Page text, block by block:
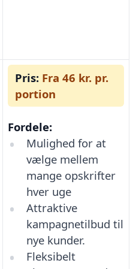
Pris: Fra 46 kr. pr.
portion
Fordele:
Mulighed for at
vælge mellem
mange opskrifter
hver uge
Attraktive
kampagnetilbud til
nye kunder.
Fleksibelt